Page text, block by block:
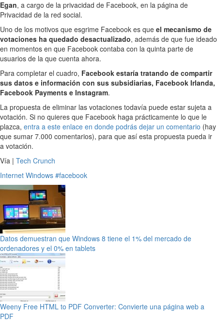
Egan, a cargo de la privacidad de Facebook, en la página de
Privacidad de la red social.
Uno de los motivos que esgrime Facebook es que el mecanismo de
votaciones ha quedado desactualizado, además de que fue ideado
en momentos en que Facebook contaba con la quinta parte de
usuarios de la que cuenta ahora.
Para completar el cuadro, Facebook estaría tratando de compartir
sus datos e información con sus subsidiarias, Facebook Irlanda,
Facebook Payments e Instagram.
La propuesta de eliminar las votaciones todavía puede estar sujeta a
votación. Si no quieres que Facebook haga prácticamente lo que le
plazca, entra a este enlace en donde podrás dejar un comentario (hay
que sumar 7.000 comentarios), para que así esta propuesta pueda ir
a votación.
Vía | Tech Crunch
Internet Windows #facebook
Datos demuestran que Windows 8 tiene el 1% del mercado de
ordenadores y el 0% en tablets
Weeny Free HTML to PDF Converter: Convierte una página web a
PDF